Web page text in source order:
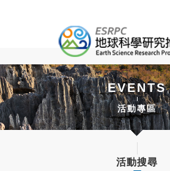
EVENTS
活動專區
活動搜尋